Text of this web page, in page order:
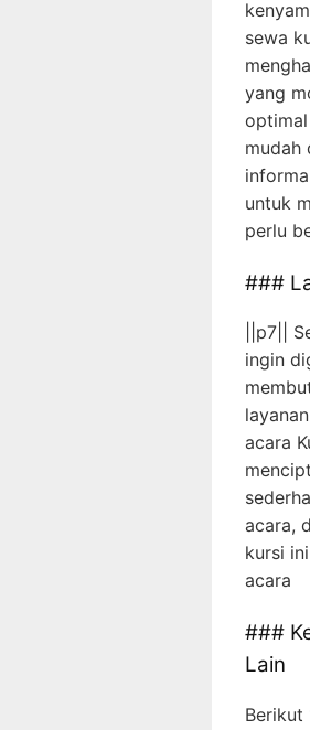
sewa
yang
mudah
untuk
perlu
###
||p7||
ingin
acara
acara,
kursi
acara
###
Lain
Berikut